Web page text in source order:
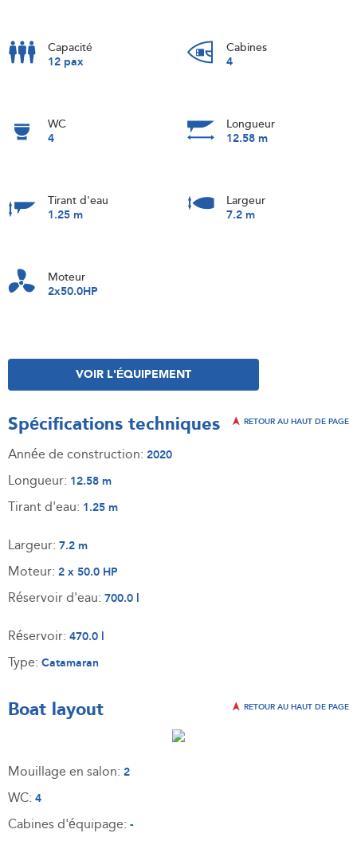
Capacité
12 pax
Cabines
4
WC
4
Longueur
12.58 m
Tirant d'eau
1.25 m
Largeur
7.2 m
Moteur
2x50.0HP
VOIR L'ÉQUIPEMENT
Spécifications techniques RETOUR AU HAUT DE PAGE
Année de construction: 2020
Longueur: 12.58 m
Tirant d'eau: 1.25 m
Largeur: 7.2 m
Moteur: 2 x 50.0 HP
Réservoir d'eau: 700.0 l
Réservoir: 470.0 l
Type: Catamaran
Boat layout RETOUR AU HAUT DE PAGE
Mouillage en salon: 2
WC: 4
Cabines d'équipage: -